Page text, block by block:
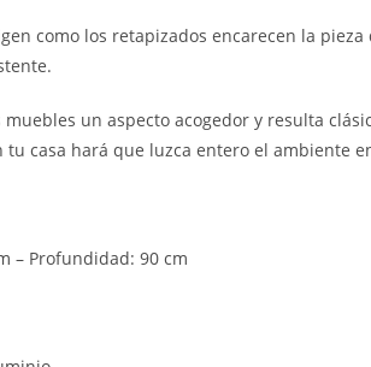
como los retapizados encarecen la
un aspecto acogedor y resulta
casa hará que luzca entero el ambiente
– Profundidad: 90 cm